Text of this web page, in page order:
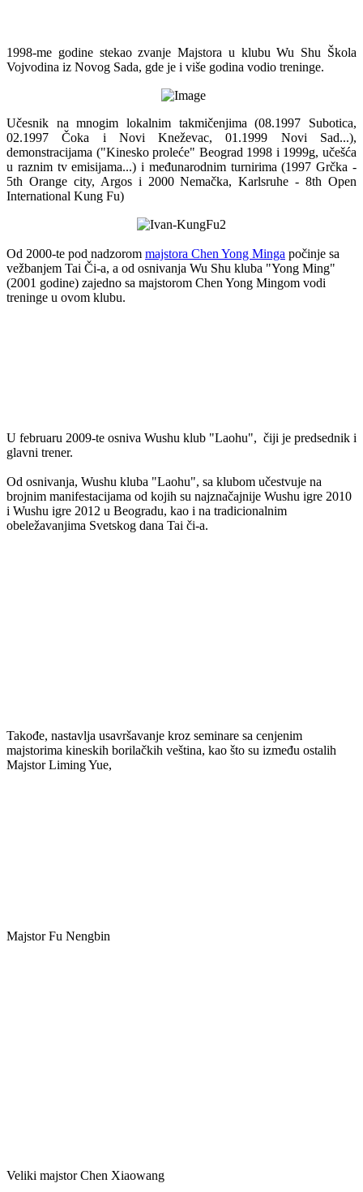
1998-me godine stekao zvanje Majstora u klubu Wu Shu Škola
Vojvodina iz Novog Sada, gde je i više godina vodio treninge.
Učesnik na mnogim lokalnim takmičenjima (08.1997 Subotica,
02.1997 Čoka i Novi Kneževac, 01.1999 Novi Sad...),
demonstracijama ("Kinesko proleće" Beograd 1998 i 1999g, učešća
u raznim tv emisijama...) i međunarodnim turnirima (1997 Grčka -
5th Orange city, Argos i 2000 Nemačka, Karlsruhe - 8th Open
International Kung Fu)
Od 2000-te pod nadzorom majstora Chen Yong Minga počinje sa
vežbanjem Tai Či-a, a od osnivanja Wu Shu kluba "Yong Ming"
(2001 godine) zajedno sa majstorom Chen Yong Mingom vodi
treninge u ovom klubu.
U februaru 2009-te osniva Wushu klub "Laohu", čiji je predsednik i
glavni trener.
Od osnivanja, Wushu kluba "Laohu", sa klubom učestvuje na
brojnim manifestacijama od kojih su najznačajnije Wushu igre 2010
i Wushu igre 2012 u Beogradu, kao i na tradicionalnim
obeležavanjima Svetskog dana Tai či-a.
Takođe, nastavlja usavršavanje kroz seminare sa cenjenim
majstorima kineskih borilačkih veština, kao što su između ostalih
Majstor Liming Yue,
Majstor Fu Nengbin
Veliki majstor Chen Xiaowang